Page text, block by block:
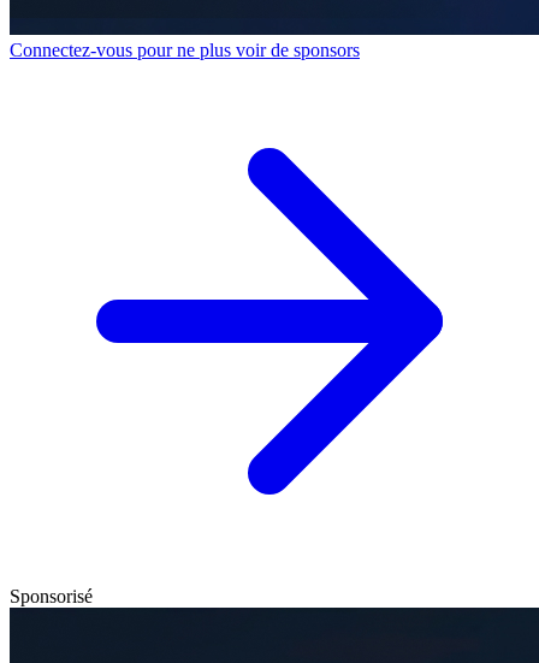
Connectez-vous pour ne plus voir de sponsors
Sponsorisé